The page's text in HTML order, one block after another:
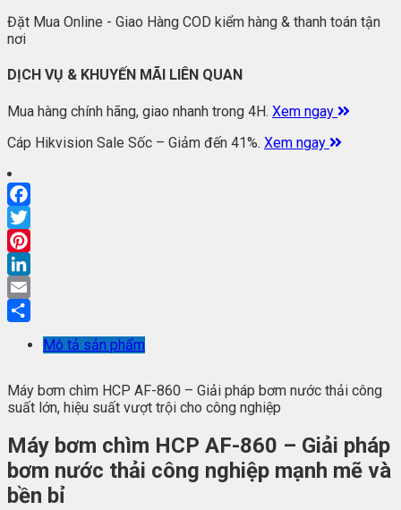
Đặt Mua Online - Giao Hàng COD kiểm hàng & thanh toán tận
nơi
DỊCH VỤ & KHUYẾN MÃI LIÊN QUAN
Mua hàng chính hãng, giao nhanh trong 4H. Xem ngay
Cáp Hikvision Sale Sốc – Giảm đến 41%. Xem ngay
Facebook
Twitter
Pinterest
LinkedIn
Email
Mô tả sản phẩm
Máy bơm chìm HCP AF-860 – Giải pháp bơm nước thải công
suất lớn, hiệu suất vượt trội cho công nghiệp
Máy bơm chìm HCP AF-860 – Giải pháp
bơm nước thải công nghiệp mạnh mẽ và
bền bỉ